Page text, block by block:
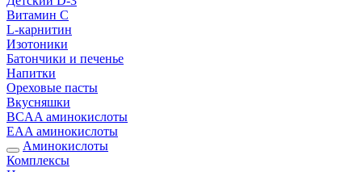
Витамин С
L-карнитин
Изотоники
Батончики и печенье
Напитки
Ореховые пасты
Вкусняшки
BCAA аминокислоты
EAA аминокислоты
Аминокислоты
Комплексы